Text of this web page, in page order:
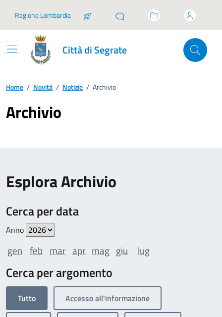
Regione Lombardia
Città di Segrate
Home / Novità / Notizie / Archivio
Archivio
Esplora Archivio
Cerca per data
Anno
gen feb mar apr mag giu lug
Cerca per argomento
Tutto Accesso all'informazione